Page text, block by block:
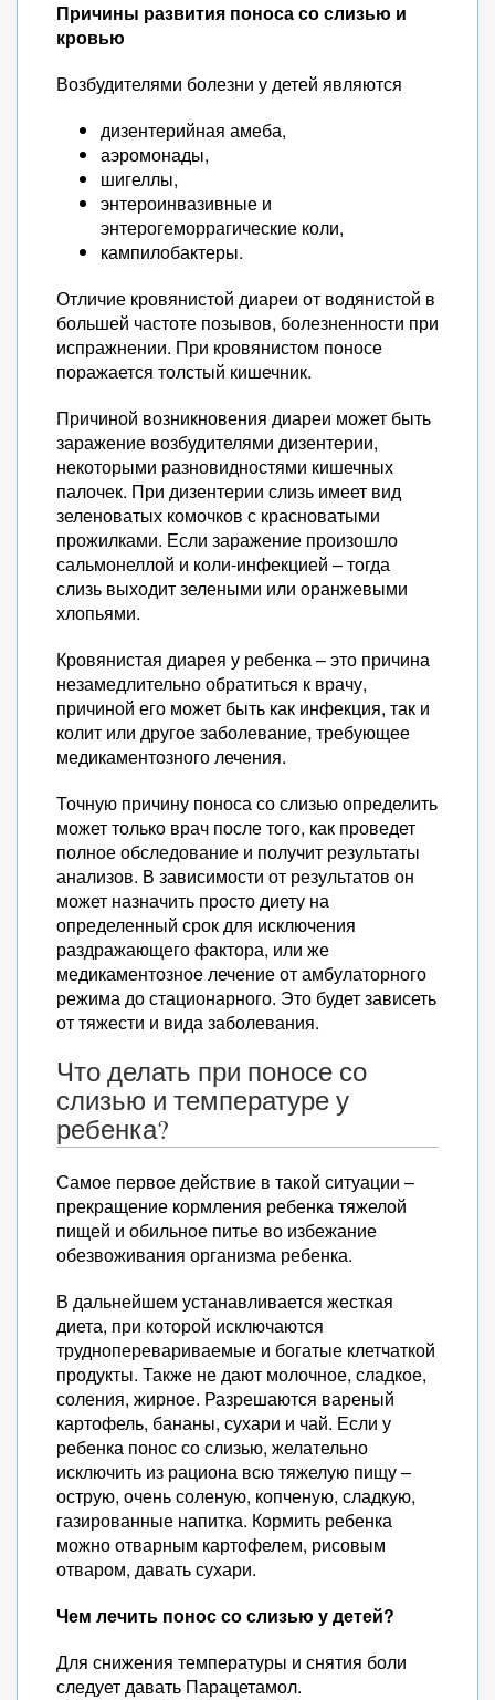
Причины развития поноса со слизью и
кровью
Возбудителями болезни у детей являются
дизентерийная амеба,
аэромонады,
шигеллы,
энтероинвазивные и
энтерогеморрагические коли,
кампилобактеры.
Отличие кровянистой диареи от водянистой в
большей частоте позывов, болезненности при
испражнении. При кровянистом поносе
поражается толстый кишечник.
Причиной возникновения диареи может быть
заражение возбудителями дизентерии,
некоторыми разновидностями кишечных
палочек. При дизентерии слизь имеет вид
зеленоватых комочков с красноватыми
прожилками. Если заражение произошло
сальмонеллой и коли-инфекцией – тогда
слизь выходит зелеными или оранжевыми
хлопьями.
Кровянистая диарея у ребенка – это причина
незамедлительно обратиться к врачу,
причиной его может быть как инфекция, так и
колит или другое заболевание, требующее
медикаментозного лечения.
Точную причину поноса со слизью определить
может только врач после того, как проведет
полное обследование и получит результаты
анализов. В зависимости от результатов он
может назначить просто диету на
определенный срок для исключения
раздражающего фактора, или же
медикаментозное лечение от амбулаторного
режима до стационарного. Это будет зависеть
от тяжести и вида заболевания.
Что делать при поносе со
слизью и температуре у
ребенка?
Самое первое действие в такой ситуации –
прекращение кормления ребенка тяжелой
пищей и обильное питье во избежание
обезвоживания организма ребенка.
В дальнейшем устанавливается жесткая
диета, при которой исключаются
трудноперевариваемые и богатые клетчаткой
продукты. Также не дают молочное, сладкое,
соления, жирное. Разрешаются вареный
картофель, бананы, сухари и чай. Если у
ребенка понос со слизью, желательно
исключить из рациона всю тяжелую пищу –
острую, очень соленую, копченую, сладкую,
газированные напитка. Кормить ребенка
можно отварным картофелем, рисовым
отваром, давать сухари.
Чем лечить понос со слизью у детей?
Для снижения температуры и снятия боли
следует давать Парацетамол.